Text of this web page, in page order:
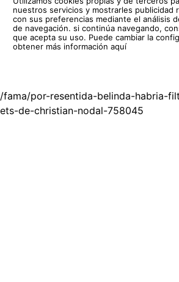
nuestros servicios y mostrarles publicidad
con sus preferencias mediante el análisis
de navegación. si continúa navegando,
que acepta su uso. Puede cambiar la
obtener más información aquí
/fama/por-resentida-belinda-habria-
ets-de-christian-nodal-758045